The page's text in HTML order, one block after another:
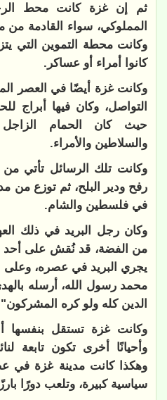
ثم إن غزة كانت محط
المملوكي، سواء القادمة
وكانت محطة التموين التي
كانوا أمراء أو عساكر.
وكانت غزة أيضًا في العصر
التواصل، وكان فيها أبراج
حيث كان الحمام
والسلاطين والأمراء.
وكانت تلك الرسائل تأتي
رفح ودير البلح، ثم توزع من
في فلسطين والشام.
وكان رجل البريد في ذلك
من الفضة، قد نُقش على أحد
يجري البريد في عصره، وعلى
محمد رسول الله، أرسله
الدين كله ولو كره
وكانت غزة تستقل بنفسها
وأحيانًا أخرى تكون تابعة
وهكذا كانت مدينة غزة في
سياسية كبيرة، وتلعب دورًا